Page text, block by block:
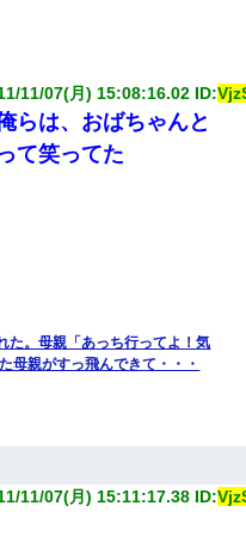
11/07(月) 15:08:16.02 ID:
らは、おばちゃんと
て笑ってた
た。母親「あっち行ってよ！気
母親がすっ飛んできて・・・
11/07(月) 15:11:17.38 ID: